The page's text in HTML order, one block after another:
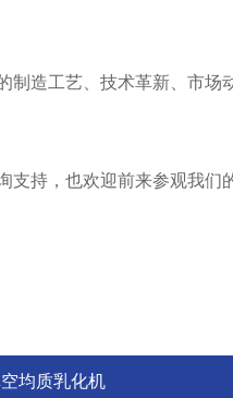
制造工艺、技术革新、市场
支持，也欢迎前来参观我们
均质乳化机